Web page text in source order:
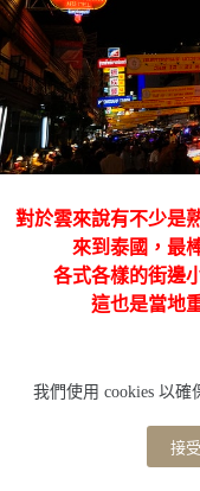
我們使用 cookies 以
接受
對於雲來說有不少是
來到泰國，最
各式各樣的街邊
這也是當地